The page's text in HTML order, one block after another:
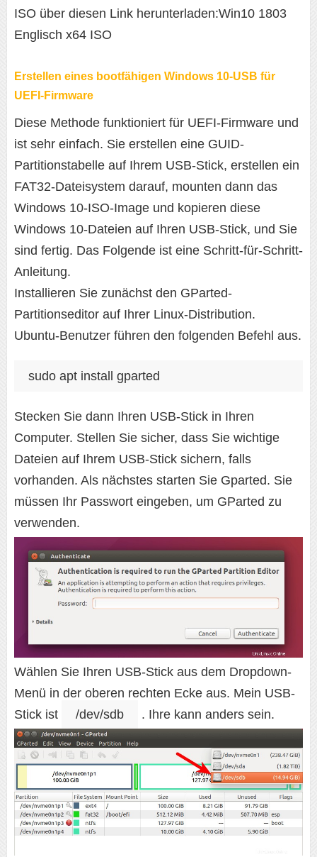
ISO über diesen Link herunterladen:Win10 1803
Englisch x64 ISO
Erstellen eines bootfähigen Windows 10-USB für
UEFI-Firmware
Diese Methode funktioniert für UEFI-Firmware und
ist sehr einfach. Sie erstellen eine GUID-
Partitionstabelle auf Ihrem USB-Stick, erstellen ein
FAT32-Dateisystem darauf, mounten dann das
Windows 10-ISO-Image und kopieren diese
Windows 10-Dateien auf Ihren USB-Stick, und Sie
sind fertig. Das Folgende ist eine Schritt-für-Schritt-
Anleitung.
Installieren Sie zunächst den GParted-
Partitionseditor auf Ihrer Linux-Distribution.
Ubuntu-Benutzer führen den folgenden Befehl aus.
sudo apt install gparted
Stecken Sie dann Ihren USB-Stick in Ihren
Computer. Stellen Sie sicher, dass Sie wichtige
Dateien auf Ihrem USB-Stick sichern, falls
vorhanden. Als nächstes starten Sie Gparted. Sie
müssen Ihr Passwort eingeben, um GParted zu
verwenden.
Wählen Sie Ihren USB-Stick aus dem Dropdown-
Menü in der oberen rechten Ecke aus. Mein USB-
Stick ist
/dev/sdb . Ihre kann anders sein.